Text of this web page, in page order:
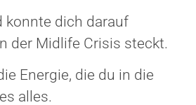
konnte dich darauf
der Midlife Crisis steckt.
Energie, die du in die
alles.